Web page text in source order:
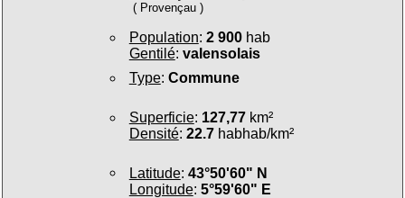
( Provençau )
Population: 2 900hab
Gentilé: valensolais
Type: Commune
Superficie: 127,77km²
Densité: 22.7habhab/km²
Latitude: 43°50'60" N
Longitude: 5°59'60" E